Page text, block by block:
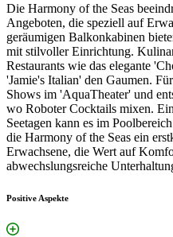
Die Harmony of the Seas
Angeboten, die speziell auf
geräumigen Balkonkabinen
mit stilvoller Einrichtung.
Restaurants wie das elegante
'Jamie's Italian' den Gaumen.
Shows im 'AquaTheater' und
wo Roboter Cocktails mixen.
Seetagen kann es im
die Harmony of the Seas ein
Erwachsene, die Wert auf
abwechslungsreiche
Positive Aspekte